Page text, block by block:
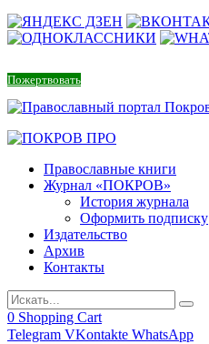
Пожертвовать
Православные книги
Журнал «ПОКРОВ»
История журнала
Оформить подписку
Издательство
Архив
Контакты
0 Shopping Cart
Telegram VKontakte WhatsApp